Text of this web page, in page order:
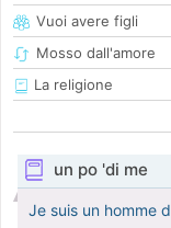
Vuoi avere figli
Mosso dall'amore
La religione
un po 'di me
Je suis un homme